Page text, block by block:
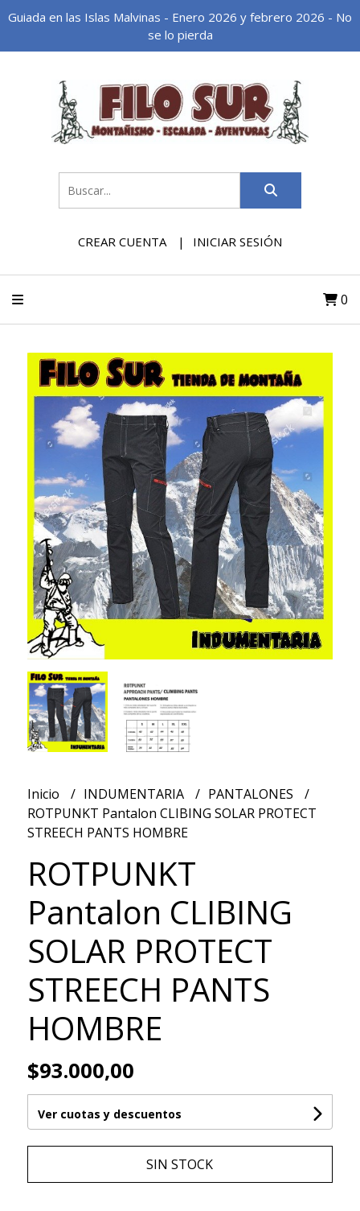
Guiada en las Islas Malvinas - Enero 2026 y febrero 2026 - No
se lo pierda
CREAR CUENTA INICIAR SESIÓN
0
Inicio INDUMENTARIA
PANTALONES
ROTPUNKT Pantalon CLIBING SOLAR PROTECT
STREECH PANTS HOMBRE
ROTPUNKT
Pantalon CLIBING
SOLAR PROTECT
STREECH PANTS
HOMBRE
$93.000,00
Ver cuotas y descuentos
SIN STOCK